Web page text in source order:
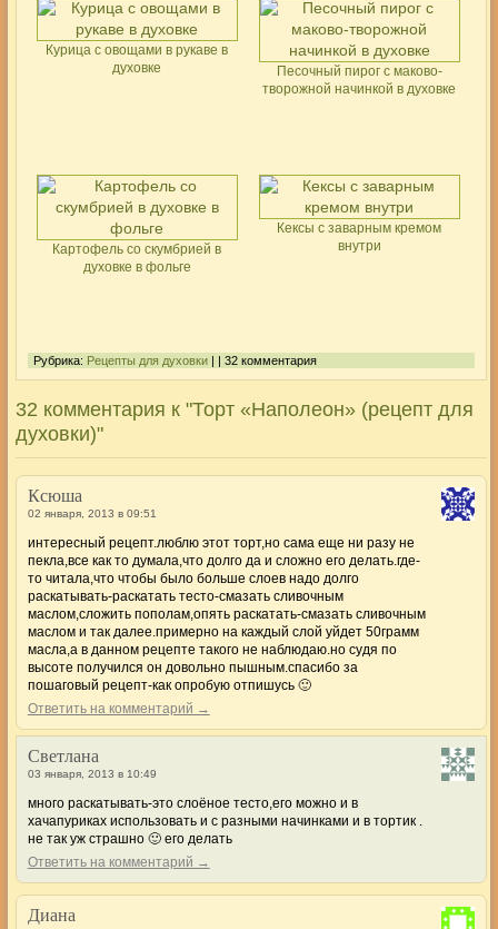
Курица с овощами в рукаве в
духовке
Песочный пирог с маково-
творожной начинкой в духовке
Картофель со скумбрией в
духовке в фольге
Кексы с заварным кремом
внутри
Рубрика: Рецепты для духовки| | 32 комментария
32 комментария к "Торт «Наполеон» (рецепт для
духовки)"
Ксюша
02 января, 2013 в 09:51
интересный рецепт.люблю этот торт,но сама еще ни разу не
пекла,все как то думала,что долго да и сложно его делать.где-
то читала,что чтобы было больше слоев надо долго
раскатывать-раскатать тесто-смазать сливочным
маслом,сложить пополам,опять раскатать-смазать сливочным
маслом и так далее.примерно на каждый слой уйдет 50грамм
масла,а в данном рецепте такого не наблюдаю.но судя по
высоте получился он довольно пышным.спасибо за
пошаговый рецепт-как опробую отпишусь 🙂
Ответить на комментарий →
Светлана
03 января, 2013 в 10:49
много раскатывать-это слоёное тесто,его можно и в
хачапуриках использовать и с разными начинками и в тортик .
не так уж страшно 🙂 его делать
Ответить на комментарий →
Диана